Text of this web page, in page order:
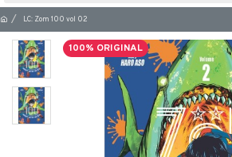
LC: Zom 100 vol 02
100% ORIGINAL